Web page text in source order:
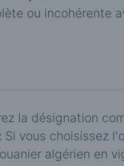
ou incohérente
la désignation
Si vous choisissez
algérien en